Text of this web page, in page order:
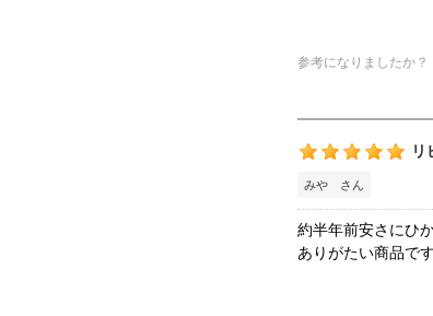
参考になりましたか？
リ
みや さん
約半年前安さにひ
ありがたい商品です